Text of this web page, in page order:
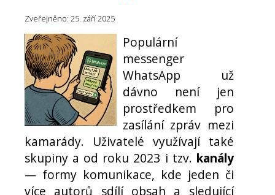
Zveřejněno: 25. září 2025
Populární
messenger
WhatsApp už
dávno není jen
prostředkem pro
zasílání zpráv mezi
kamarády. Uživatelé využívají také
skupiny a od roku 2023 i tzv. kanály
— formy komunikace, kde jeden či
více autorů sdílí obsah a sledující